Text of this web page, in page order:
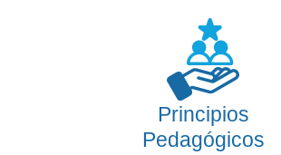
Principios
Pedagógicos